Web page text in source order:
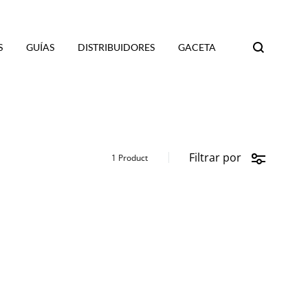
GUÍAS DISTRIBUIDORES GACETA Search
Filtrar por
1 Product